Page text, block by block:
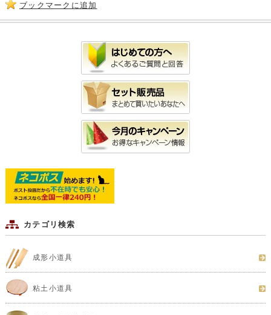
ブックマークに追加
カテゴリ検索
成形小道具
粘土小道具